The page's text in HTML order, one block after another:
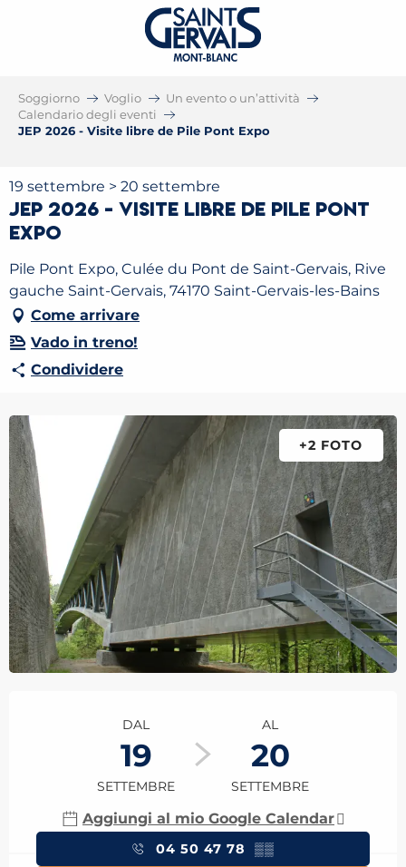
Soggiorno Voglio
Un evento o un’attività
Calendario degli eventi
JEP 2026 - Visite libre de Pile Pont Expo
19 settembre > 20 settembre
JEP 2026 - Visite libre de Pile Pont
Expo
Pile Pont Expo, Culée du Pont de Saint-Gervais, Rive
gauche Saint-Gervais, 74170 Saint-Gervais-les-Bains
Come arrivare
Vado in treno!
Condividere
+2 FOTO
DAL
19
SETTEMBRE
AL
20
SETTEMBRE
Aggiungi al mio Google Calendar
04 50 47 78 ▒▒